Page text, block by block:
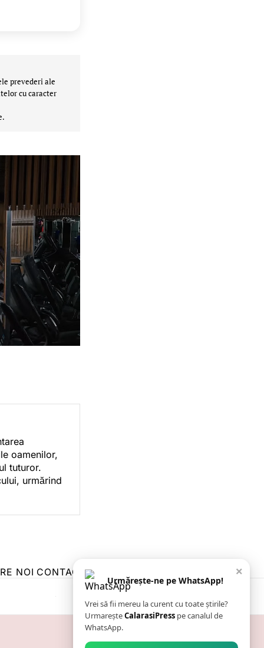
prevederi ale
cu caracter
oamenilor,
tuturor.
urmărind
NOI CONTACT ZIARUL ANUNȚUL CĂLĂRĂȘEAN
×
Urmărește-ne pe WhatsApp!
Vrei să fii mereu la curent cu toate știrile?
UrmareșteCalarasiPress pe canalul de
WhatsApp.